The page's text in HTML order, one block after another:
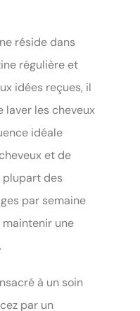
réside dans
régulière et
idées reçues, il
laver les cheveux
idéale
et de
plupart des
par semaine
une
à un soin
par un